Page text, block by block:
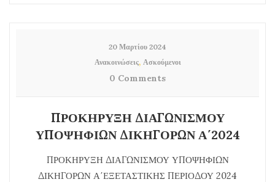
20 Μαρτίου 2024
Ανακοινώσεις, Ασκούμενοι
0 Comments
ΠΡΟΚΗΡΥΞΗ ΔΙΑΓΩΝΙΣΜΟΥ
ΥΠΟΨΗΦΙΩΝ ΔΙΚΗΓΟΡΩΝ Α΄2024
ΠΡΟΚΗΡΥΞΗ ΔΙΑΓΩΝΙΣΜΟΥ ΥΠΟΨΗΦΙΩΝ
ΔΙΚΗΓΟΡΩΝ Α΄ΕΞΕΤΑΣΤΙΚΗΣ ΠΕΡΙΟΔΟΥ 2024